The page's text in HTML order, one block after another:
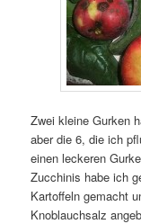
Zwei kleine Gurken
aber die 6, die ich
einen leckeren
Zucchinis habe ich
Kartoffeln gemacht
Knoblauchsalz